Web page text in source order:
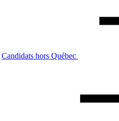
Candidats hors Québec